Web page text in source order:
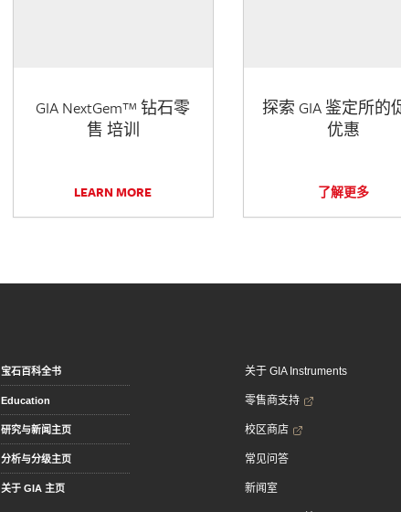
GIA NextGem™ 钻石零
售 培训
LEARN MORE
探索 GIA 鉴定所的
优惠
了解更多
宝石百科全书
Education
研究与新闻主页
分析与分级主页
关于 GIA 主页
关于 GIA Instruments
零售商支持
校区商店
常见问答
新闻室